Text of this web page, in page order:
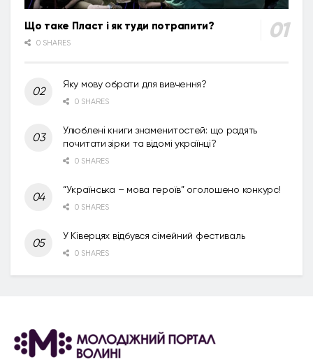
Що таке Пласт і як туди потрапити?
0 SHARES
Яку мову обрати для вивчення?
0 SHARES
Улюблені книги знаменитостей: що радять
почитати зірки та відомі українці?
0 SHARES
“Українська – мова героїв” оголошено конкурс!
0 SHARES
У Ківерцях відбувся сімейний фестиваль
0 SHARES